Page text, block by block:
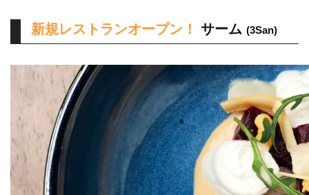
新規レストランオープン！ サーム (3San)